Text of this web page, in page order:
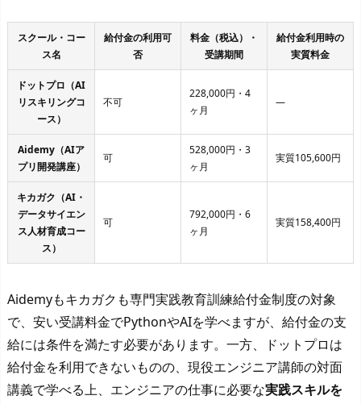
スクール・コー
ス名
給付金の利用可
否
料金（税込）・
受講期間
給付金利用時の
実質料金
ドットプロ（AI
リスキリングコ
ース）
不可
228,000円・4
ヶ月
―
Aidemy（AIア
プリ開発講座）
可
528,000円・3
ヶ月
実質105,600円
キカガク（AI・
データサイエン
ス人材育成コー
ス）
可
792,000円・6
ヶ月
実質158,400円
Aidemyもキカガクも専門実践教育訓練給付金制度の対象
で、安い受講料金でPythonやAIを学べますが、給付金の支
給には条件を満たす必要があります。一方、ドットプロは
給付金を利用できないものの、現役エンジニア講師の対面
講義で学べる上、エンジニアの仕事に必要な実践スキルを